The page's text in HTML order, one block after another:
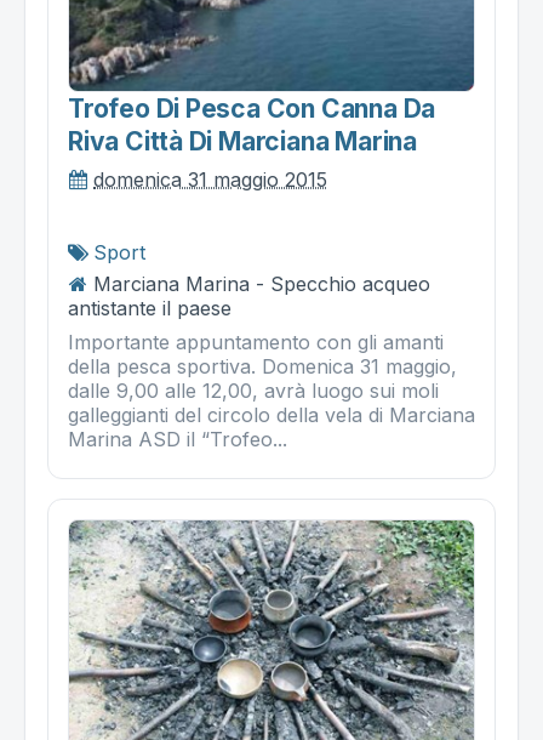
Trofeo Di Pesca Con Canna Da
Riva Città Di Marciana Marina
domenica 31 maggio 2015
Sport
Marciana Marina - Specchio acqueo
antistante il paese
Importante appuntamento con gli amanti
della pesca sportiva. Domenica 31 maggio,
dalle 9,00 alle 12,00, avrà luogo sui moli
galleggianti del circolo della vela di Marciana
Marina ASD il “Trofeo...